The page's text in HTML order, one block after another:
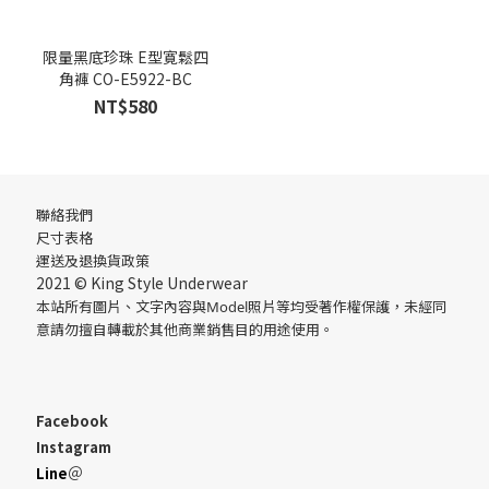
限量黑底珍珠 E型寛鬆四
角褲 CO-E5922-BC
NT$580
聯絡我們
尺寸表格
運送及退換貨政策
2021 © King Style Underwear
本站所有圖片、文字內容與Model照片等均受著作權保護，未經同
意請勿擅自轉載於其他商業銷售目的用途使用。
Facebook
Instagram
Line＠